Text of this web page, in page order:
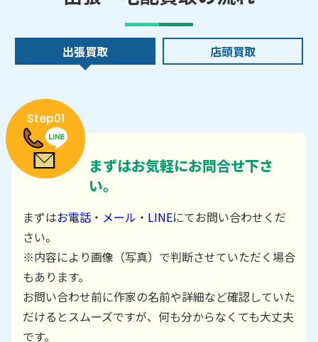
出張買取 店頭買取
Step01
まずはお気軽にお問合せ下さ
い。
まずはお電話 ・ メール ・ LINEにてお問い合わせくだ
さい。
※内容により画像（写真）で判断させていただく場合
もあります。
お問い合わせ前に作家の名前や詳細など確認していた
だけるとスムーズですが、何も分からなくても大丈夫
です。